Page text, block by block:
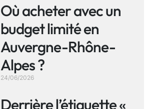
Où acheter avec un
budget limité en
Auvergne-Rhône-
Alpes ?
24/06/2026
Derrière l’étiquette «